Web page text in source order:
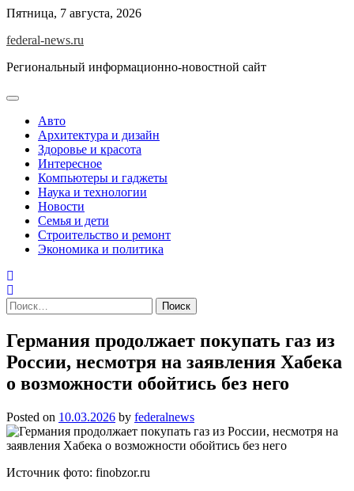
Skip
content
Пятница, 7 августа, 2026
federal-news.ru
Региональный информационно-новостной сайт
Авто
Архитектура и дизайн
Здоровье и красота
Интересное
Компьютеры и гаджеты
Наука и технологии
Новости
Семья и дети
Строительство и ремонт
Экономика и политика
Найти:
Германия продолжает покупать газ из
России, несмотря на заявления Хабека
о возможности обойтись без него
Posted on 10.03.2026 by federalnews
Источник фото: finobzor.ru